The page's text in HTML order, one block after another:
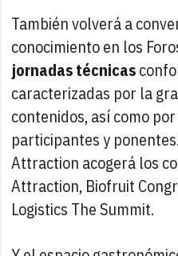
También volverá a
conocimiento en los
jornadas técnicas
caracterizadas por la
contenidos, así como
participantes y
Attraction acogerá los
Attraction, Biofruit
Logistics The Summit.